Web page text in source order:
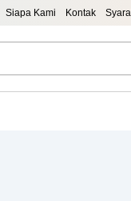
Siapa Kami Kontak